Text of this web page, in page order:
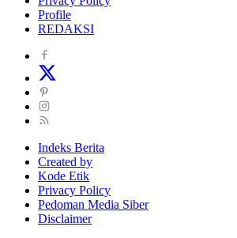
Profile
REDAKSI
Indeks Berita
Created by
Kode Etik
Privacy Policy
Pedoman Media Siber
Disclaimer